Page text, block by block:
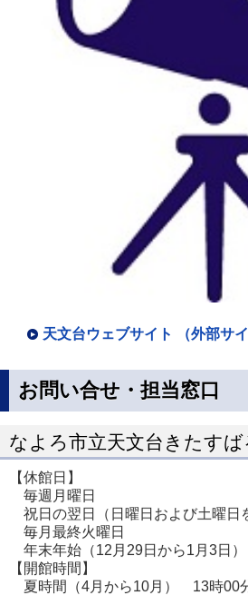
天文台ウェブサイト （外部サイ
お問い合せ・担当窓口
なよろ市立天文台きたすば
【休館日】
毎週月曜日
祝日の翌日（日曜日および土曜日
毎月最終火曜日
年末年始（12月29日から1月3日）
【開館時間】
夏時間（4月から10月） 13時00